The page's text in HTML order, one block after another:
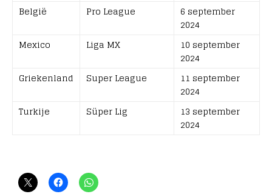
België
Pro League
6 september
2024
Mexico
Liga MX
10 september
2024
Griekenland
Super League
11 september
2024
Turkije
Süper Lig
13 september
2024